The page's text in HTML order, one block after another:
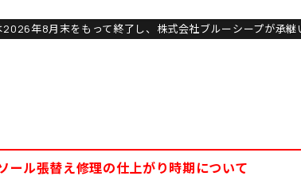
年8月末をもって終了し、株式会社ブルーシープが承継
ール張替え修理の仕上がり時期について